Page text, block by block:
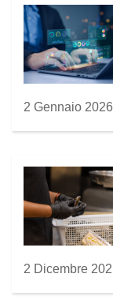
2 Gennaio 2026
2 Dicembre